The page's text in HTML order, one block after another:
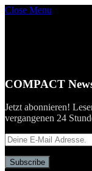
Close Menu
COMPACT
Jetzt abonnieren!
vergangenen 24